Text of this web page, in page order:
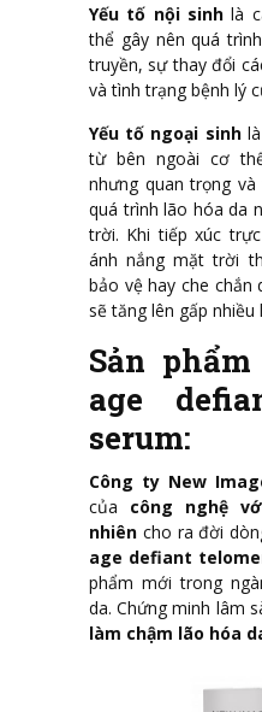
Yếu tố nội sinhlà
thể gây nên quá
truyền, sự thay đổi
và tình trạng bệnh lý
Yếu tố ngoại sinhlà
từ bên ngoài cơ
nhưng quan trọng
quá trình lão hóa da
trời. Khi tiếp xúc
ánh nắng mặt trời
bảo vệ hay che chắn
sẽ tăng lên gấp nhiều
Sản
age
serum:
Công ty New
của công nghệ
nhiên cho ra đời
age defiant
phẩm mới trong
da. Chứng minh lâm
làm chậm lão hóa